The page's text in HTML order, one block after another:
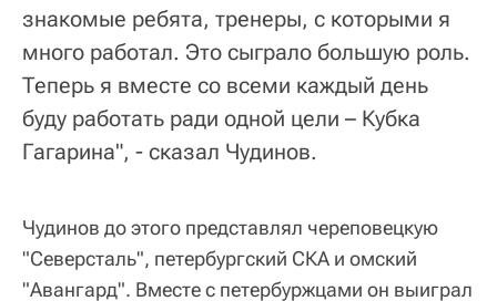
знакомые ребята, тренеры, с которыми я
много работал. Это сыграло большую роль.
Теперь я вместе со всеми каждый день
буду работать ради одной цели – Кубка
Гагарина", - сказал Чудинов.
Чудинов до этого представлял череповецкую
"Северсталь", петербургский СКА и омский
"Авангард". Вместе с петербуржцами он выиграл